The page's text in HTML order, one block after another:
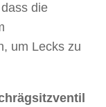
die
um Lecks zu